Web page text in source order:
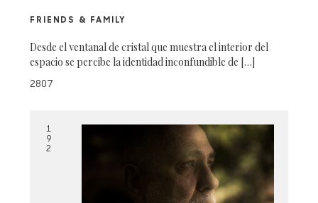
FRIENDS & FAMILY
Desde el ventanal de cristal que muestra el interior del
espacio se percibe la identidad inconfundible de […]
2807
1
9
2